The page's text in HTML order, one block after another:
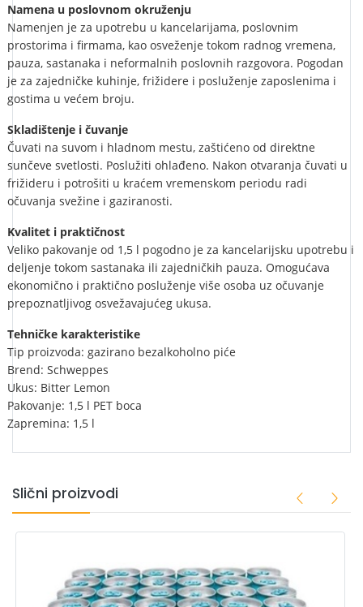
Namena u poslovnom okruženju
Namenjen je za upotrebu u kancelarijama, poslovnim
prostorima i firmama, kao osveženje tokom radnog vremena,
pauza, sastanaka i neformalnih poslovnih razgovora. Pogodan
je za zajedničke kuhinje, frižidere i posluženje zaposlenima i
gostima u većem broju.
Skladištenje i čuvanje
Čuvati na suvom i hladnom mestu, zaštićeno od direktne
sunčeve svetlosti. Poslužiti ohlađeno. Nakon otvaranja čuvati u
frižideru i potrošiti u kraćem vremenskom periodu radi
očuvanja svežine i gaziranosti.
Kvalitet i praktičnost
Veliko pakovanje od 1,5 l pogodno je za kancelarijsku upotrebu i
deljenje tokom sastanaka ili zajedničkih pauza. Omogućava
ekonomično i praktično posluženje više osoba uz očuvanje
prepoznatljivog osvežavajućeg ukusa.
Tehničke karakteristike
Tip proizvoda: gazirano bezalkoholno piće
Brend: Schweppes
Ukus: Bitter Lemon
Pakovanje: 1,5 l PET boca
Zapremina: 1,5 l
Slični proizvodi